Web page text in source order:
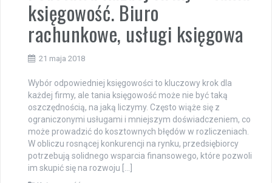
księgowość. Biuro
rachunkowe, usługi księgowa
21 maja 2018
Wybór odpowiedniej księgowości to kluczowy krok dla
każdej firmy, ale tania księgowość może nie być taką
oszczędnością, na jaką liczymy. Często wiąże się z
ograniczonymi usługami i mniejszym doświadczeniem, co
może prowadzić do kosztownych błędów w rozliczeniach.
W obliczu rosnącej konkurencji na rynku, przedsiębiorcy
potrzebują solidnego wsparcia finansowego, które pozwoli
im skupić się na rozwoju […]